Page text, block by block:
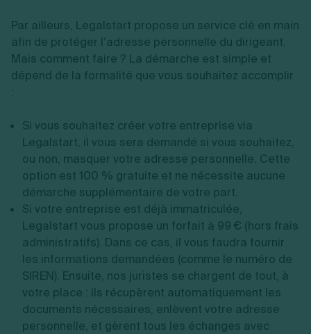
Par ailleurs, Legalstart propose un service clé en main
afin de protéger l’adresse personnelle du dirigeant.
Mais comment faire ? La démarche est simple et
dépend de la formalité que vous souhaitez accomplir
:
Si vous souhaitez créer votre entreprise via
Legalstart, il vous sera demandé si vous souhaitez,
ou non, masquer votre adresse personnelle. Cette
option est 100 % gratuite et ne nécessite aucune
démarche supplémentaire de votre part.
Si votre entreprise est déjà immatriculée,
Legalstart vous propose un forfait à 99 € (hors frais
administratifs). Dans ce cas, il vous faudra fournir
les informations demandées (comme le numéro de
SIREN). Ensuite, nos juristes se chargent de tout, à
votre place : ils récupèrent automatiquement les
documents nécessaires, enlèvent votre adresse
personnelle, et gèrent tous les échanges avec